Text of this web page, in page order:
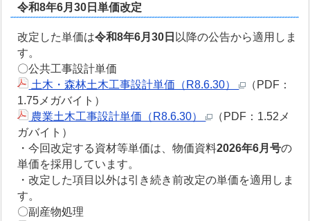
令和8年6月30日単価改定
改定した単価は令和8年6月30日 以降の公告から適用しま
す。
〇公共工事設計単価
土木・森林土木工事設計単価（R8.6.30）
（PDF：
1.75メガバイト）
農業土木工事設計単価（R8.6.30）
（PDF：1.52メ
ガバイト）
・今回改定する資材等単価は、物価資料2026年6月号の
単価を採用しています。
・改定した項目以外は引き続き前改定の単価を適用しま
す。
〇副産物処理